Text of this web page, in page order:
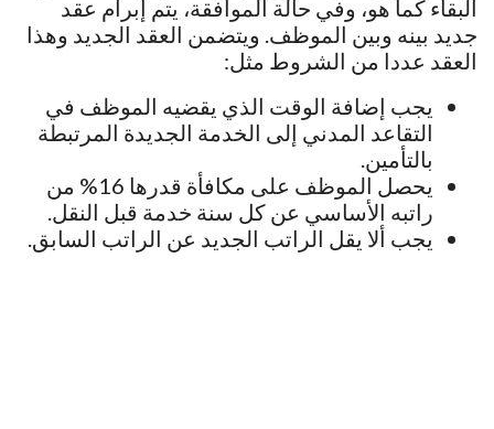
البقاء كما هو، وفي حالة الموافقة، يتم إبرام عقد
جديد بينه وبين الموظف. ويتضمن العقد الجديد وهذا
العقد عددا من الشروط مثل:
يجب إضافة الوقت الذي يقضيه الموظف في
التقاعد المدني إلى الخدمة الجديدة المرتبطة
بالتأمين.
يحصل الموظف على مكافأة قدرها 16% من
راتبه الأساسي عن كل سنة خدمة قبل النقل.
يجب ألا يقل الراتب الجديد عن الراتب السابق.